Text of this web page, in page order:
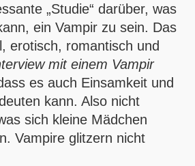
„Studie“ darüber, was
ein Vampir zu sein. Das
erotisch, romantisch und
mit einem Vampir
es auch Einsamkeit und
kann. Also nicht
sich kleine Mädchen
Vampire glitzern nicht